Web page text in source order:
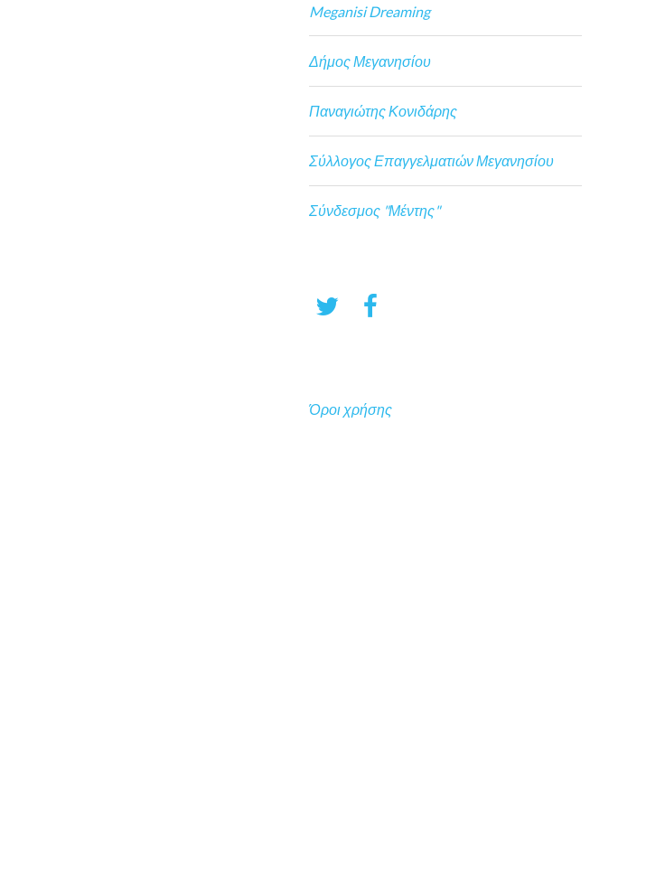
Meganisi Dreaming
Δήμος Μεγανησίου
Παναγιώτης Κονιδάρης
Σύλλογος Επαγγελματιών Μεγανησίου
Σύνδεσμος "Μέντης"
Όροι χρήσης